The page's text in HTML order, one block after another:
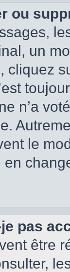
ou
un
cliquez
n’a
le
pas
être